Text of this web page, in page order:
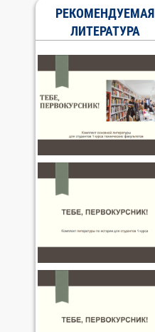
РЕКОМЕНДУЕМАЯ
ЛИТЕРАТУРА